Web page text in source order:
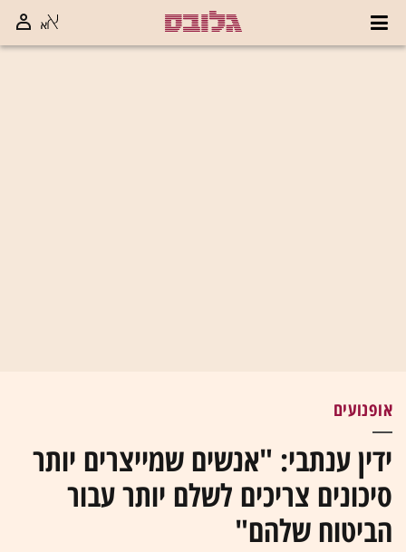
אופנועים
ידין ענתבי: "אנשים שמייצרים יותר
סיכונים צריכים לשלם יותר עבור
הביטוח שלהם"